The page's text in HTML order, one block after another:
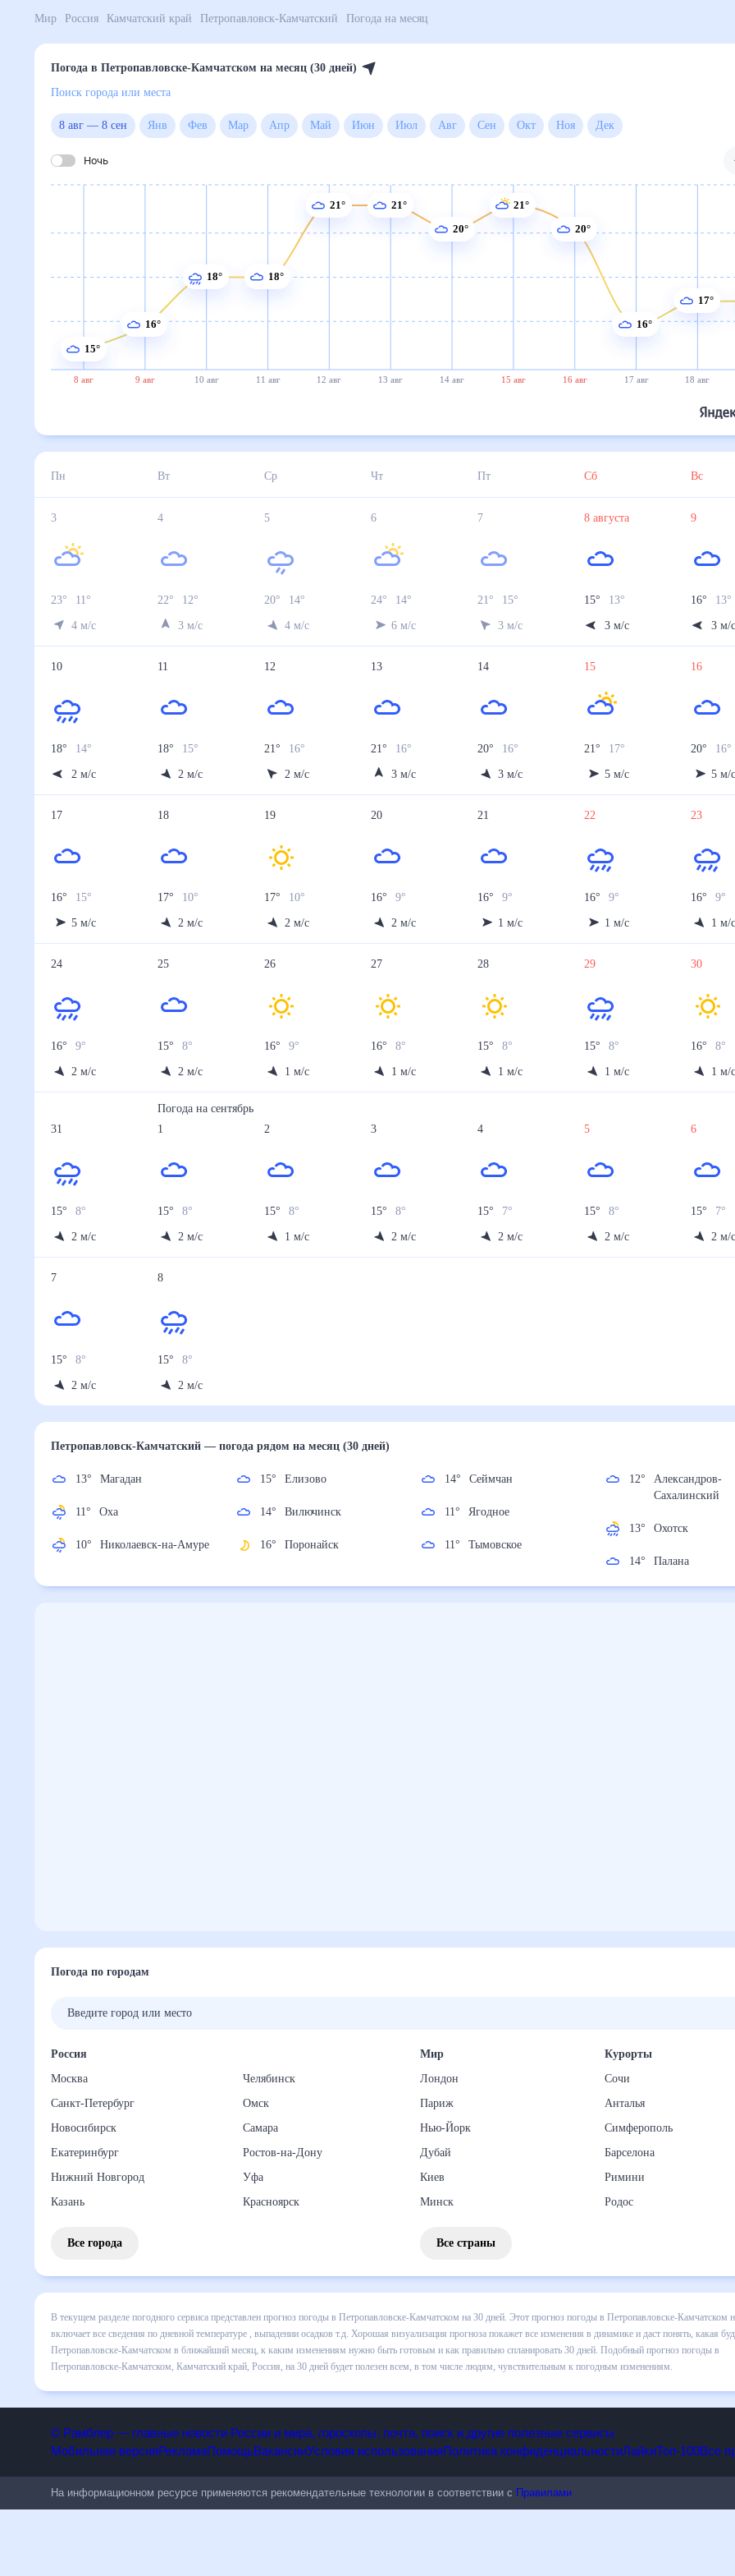
Мир Россия Камчатский край Петропавловск-Камчатский Погода на месяц
Погода в Петропавловске-Камчатском на месяц (30 дней)
Поиск города или места
8 авг— 8 сен Янв Фев Мар Апр Май Июн Июл Авг Сен Окт Ноя
Ночь
8 авг 9 авг 10 авг 11 авг 12 авг 13 авг 14 авг 15 авг 16 авг 17 авг 18 авг
15°
16°
18° 18°
21°
21°
20°
21°
20°
16°
17°
Пн Вт Ср Чт Пт Сб Вс
3
23° 11°
4 м/с
4
22° 12°
3 м/с
5
20° 14°
4 м/с
6
24° 14°
6 м/с
7
21° 15°
3 м/с
8 августа
15° 13°
3 м/с
9
16° 13°
3 м/
10
18° 14°
2 м/с
11
18° 15°
2 м/с
12
21° 16°
2 м/с
13
21° 16°
3 м/с
14
20° 16°
3 м/с
15
21° 17°
5 м/с
16
20° 16°
5 м/
17
16° 15°
5 м/с
18
17° 10°
2 м/с
19
17° 10°
2 м/с
20
16° 9°
2 м/с
21
16° 9°
1 м/с
22
16° 9°
1 м/с
23
16° 9°
1 м/
24
16° 9°
2 м/с
25
15° 8°
2 м/с
26
16° 9°
1 м/с
27
16° 8°
1 м/с
28
15° 8°
1 м/с
29
15° 8°
1 м/с
30
16° 8°
1 м/
31
15° 8°
2 м/с
Погода насентябрь
1
15° 8°
2 м/с
2
15° 8°
1 м/с
3
15° 8°
2 м/с
4
15° 7°
2 м/с
5
15° 8°
2 м/с
6
15° 7°
2 м/
7
15° 8°
2 м/с
8
15° 8°
2 м/с
Петропавловск-Камчатский— погода рядомна месяц (30 дней)
13° Магадан
11° Оха
10°
Николаевск-на-
15° Елизово
14° Вилючинск
16° Поронайск
14° Сеймчан
11° Ягодное
11° Тымовское
12°
Сахалинский
13° Охотск
14° Палана
Погода по городам
Россия
Москва
Санкт-Петербург
Новосибирск
Екатеринбург
Нижний Новгород
Казань
Челябинск
Омск
Самара
Ростов-на-Дону
Уфа
Красноярск
Все города
Мир
Лондон
Париж
Нью-Йорк
Дубай
Киев
Минск
Курорты
Сочи
Анталья
Симферополь
Барселона
Римини
Родос
Все страны
В текущем разделе погодного сервиса представлен прогноз погоды в Петропавловске-Камчатском на 30 дней. Этот прогноз
Петропавловске-Камчатском на месяц включает все сведения по дневной температуре , выпадении осадков т.д. Хорошая
прогноза покажет все изменения в динамике и даст понять, какая будет погода в Петропавловске-Камчатском в ближайший
каким изменениям нужно быть готовым и как правильно спланировать 30 дней. Подобный прогноз погоды в Петропавловске-
© Рамблер — главные новости России и мира, гороскопы, почта, поиск и другие полезные сервисы
На информационном ресурсе применяются рекомендательные технологии в соответствии сПравилами